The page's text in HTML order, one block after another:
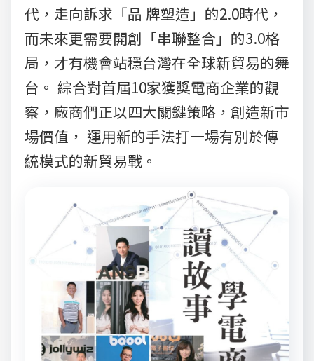
代，走向訴求「品 牌塑造」的2.0時代，
而未來更需要開創「串聯整合」的3.0格
局，才有機會站穩台灣在全球新貿易的舞
台。 綜合對首屆10家獲獎電商企業的觀
察，廠商們正以四大關鍵策略，創造新市
場價值， 運用新的手法打一場有別於傳
統模式的新貿易戰。